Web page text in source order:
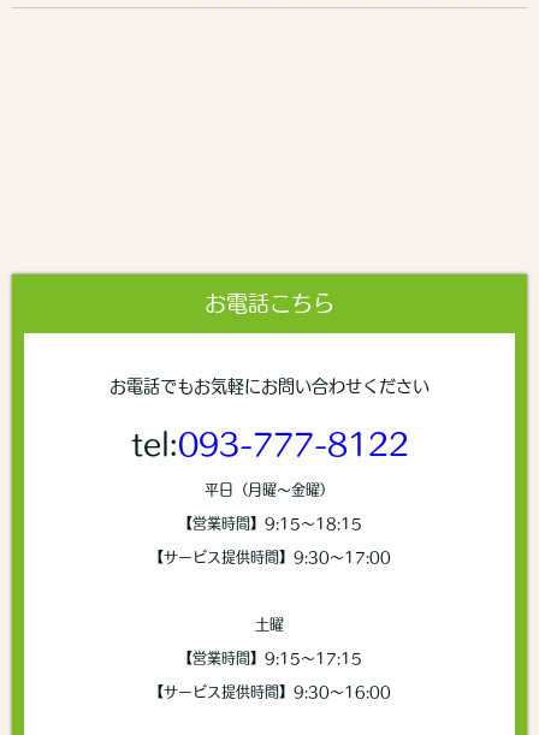
お電話こちら
お電話でもお気軽にお問い合わせください
tel:093-777-8122
平日（月曜〜金曜）
【営業時間】9:15～18:15
【サービス提供時間】9:30～17:00
土曜
【営業時間】9:15～17:15
【サービス提供時間】9:30～16:00